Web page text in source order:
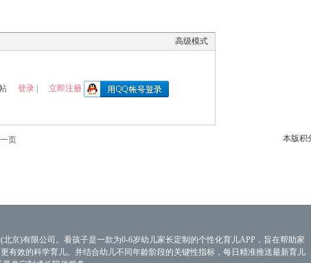
高级模式
登录 立即注册
本版积
页
京)有限公司。看孩子是一款为0-6岁幼儿家长定制的个性化育儿APP，旨在帮助家
有效的科学育儿。并结合幼儿不同年龄阶段的关键性指标，每日精准推送最新育儿